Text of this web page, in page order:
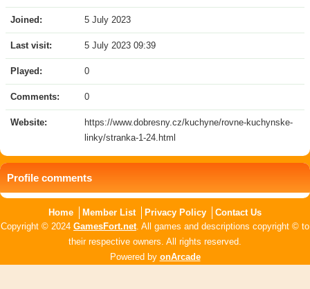
Joined: 5 July 2023
Last visit: 5 July 2023 09:39
Played: 0
Comments: 0
Website:
https://www.dobresny.cz/kuchyne/rovne-kuchynske-
linky/stranka-1-24.html
Profile comments
Home Member List Privacy Policy
Contact Us
Copyright © 2024 GamesFort.net. All games and descriptions copyright © to
their respective owners. All rights reserved.
Powered by onArcade